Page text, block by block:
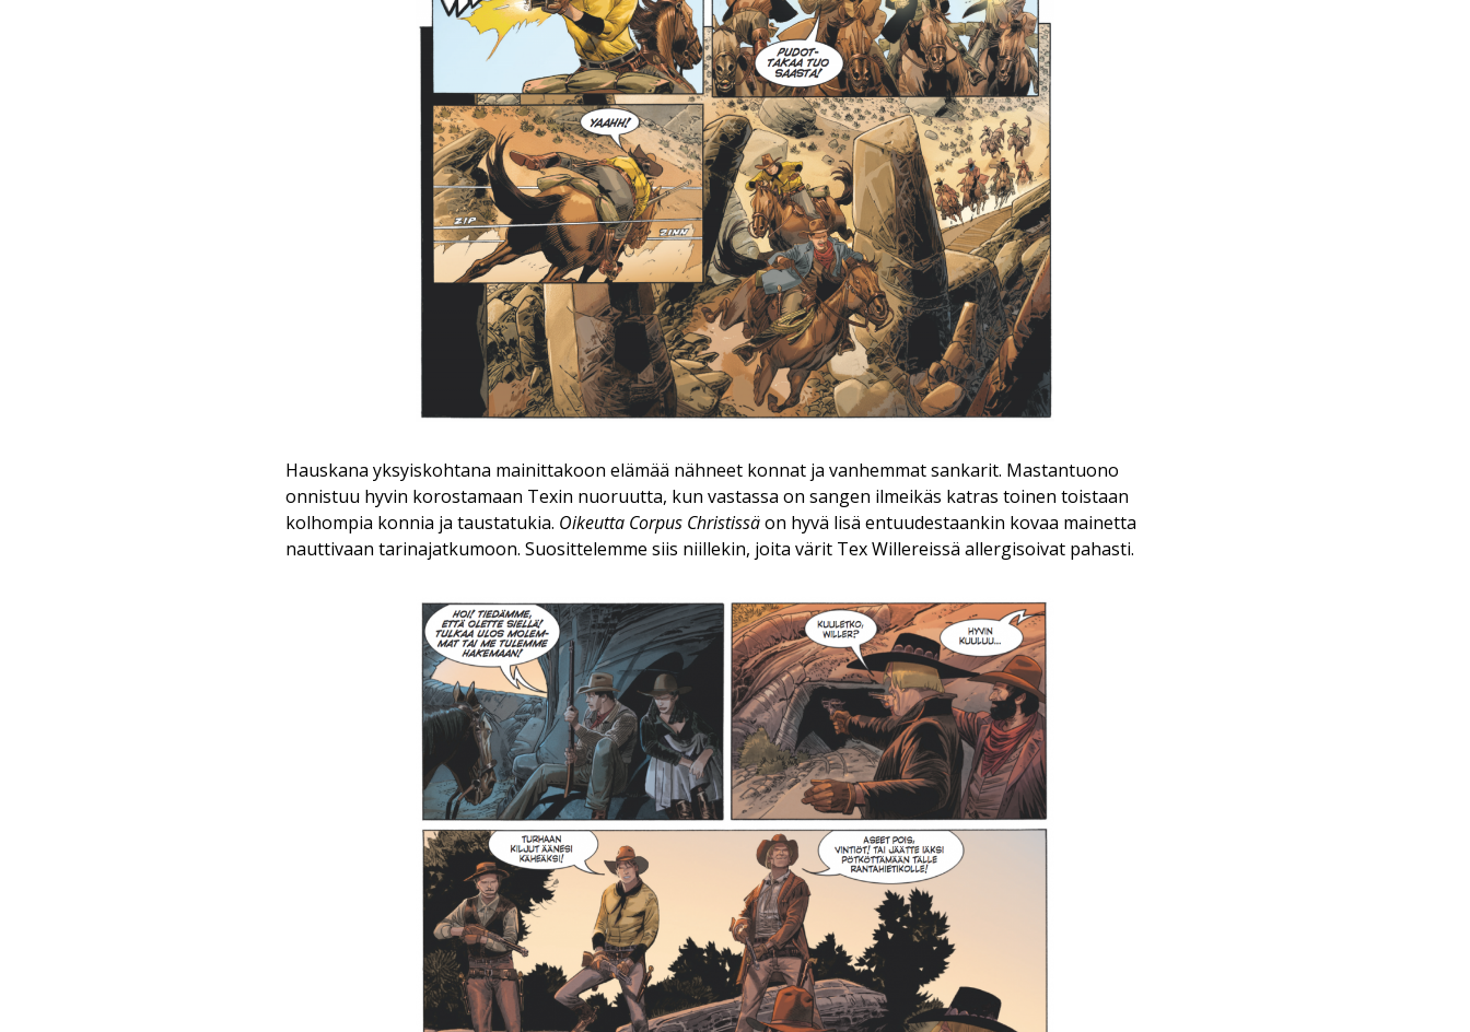
Hauskana yksyiskohtana mainittakoon elämää nähneet konnat ja vanhemmat sankarit. Mastantuono
onnistuu hyvin korostamaan Texin nuoruutta, kun vastassa on sangen ilmeikäs katras toinen toistaan
kolhompia konnia ja taustatukia. Oikeutta Corpus Christissäon hyvä lisä entuudestaankin kovaa mainetta
nauttivaan tarinajatkumoon. Suosittelemme siis niillekin, joita värit Tex Willereissä allergisoivat pahasti.